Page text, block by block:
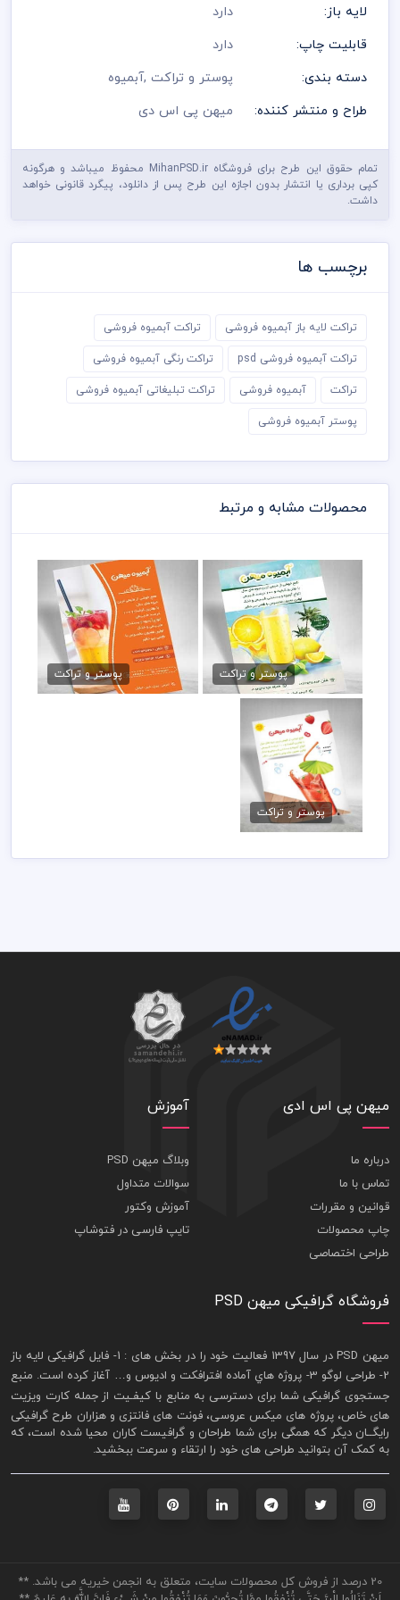
لایه باز:
دارد
قابلیت چاپ:
دارد
دسته بندی:
پوستر و تراکت,آبمیوه
طراح و منتشر کننده:
میهن پی اس دی
تمام حقوق این طرح برای فروشگاه MihanPSD.ir محفوظ میباشد و هرگونه
کپی برداری یا انتشار بدون اجازه این طرح پس از دانلود، پیگرد قانونی خواهد
داشت.
برچسب ها
تراکت لایه باز آبمیوه فروشی تراکت آبمیوه فروشی
تراکت آبمیوه فروشی psd تراکت رنگی آبمیوه فروشی
تراکت آبمیوه فروشی تراکت تبلیغاتی آبمیوه فروشی
پوستر آبمیوه فروشی
محصولات مشابه و مرتبط
طرح تراکت آبمیوه فروشی
79,000 تومانپوستر و تراکت
دانلود تراکت آبمیوه فروشی
79,000 تومان پوستر و تراکت
طرح تراکت آبمیوه
79,000 تومان
پوستر و تراکت
میهن پی اس ادی
درباره ما
تماس با ما
قوانین و مقررات
چاپ محصولات
طراحی اختصاصی
آموزش
وبلاگ میهن PSD
سوالات متداول
آموزش وکتور
تایپ فارسی در فتوشاپ
فروشگاه گرافیکی میهن PSD
ميهن PSD در سال 1397 فعاليت خود را در بخش های : 1-
فايل گرافيکی لايه باز
2- طراحی لوگو 3- پروژه هاي آماده افترافکت و اديوس و… آغاز کرده است. منبع
جستجوی گرافيکی شما برای دسترسی به منابع با کيفـيت از جملهکارت ويزيت
های خاص، پروژه های ميکس عروسی، فونت های فانتزی و هزاران طرح گرافیکی
رايگــان ديگر که همگی برای شما طراحان و گرافيست کاران محيا شده است، که
به کمک آن بتوانيد طراحی های خود را ارتقاء و سرعت ببخشيد.
20 درصد از فروش کل محصولات سایت، متعلق به انجمن خیریه می باشد. **